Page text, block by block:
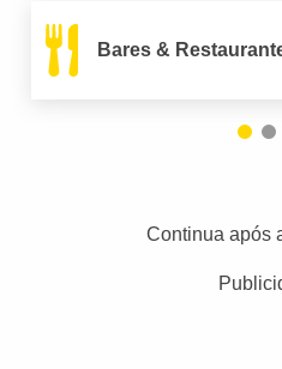
Bares &
Continua após